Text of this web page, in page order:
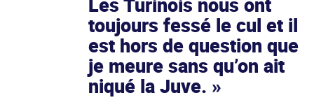
Les Turinois nous ont
toujours fessé le cul et il
est hors de question que
je meure sans qu’on ait
niqué la Juve.